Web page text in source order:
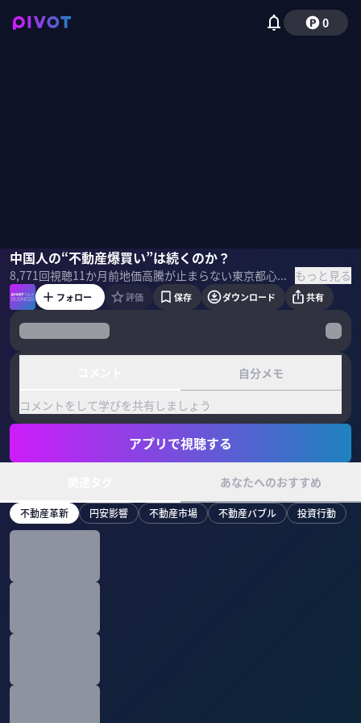
0
中国人の“不動産爆買い”は続くのか？
8,771回視聴11か月前 地価高騰が止まらない東京都心。その牽引役の一つである中国人・香港人の東京爆買いは今後も続くのか？香港現地を取材したばかりの、吉松こころ・Hello News代表に話を聞いた。 ＜ゲスト＞ 吉松こころ｜Hello News 代表 25歳の時、業界紙「週刊全国賃貸住宅新聞」に入社。広告営業として、年間で960社を回る。37歳の時、不動産業界向け通信社、Hello Newsを創業。住まいは28年間賃貸（引越し22回）。文藝春秋PLUSにて「欲望の不動産」連載中。 ＜目次＞ もっと見る
吉松こころ佐々木紀彦
フォロー 評価 保存 ダウンロード 共有
自分メモ
コメントをして学びを共有しましょう
アプリで視聴する
あなたへのおすすめ
不動産革新 円安影響 不動産市場 不動産バブル 投資行動